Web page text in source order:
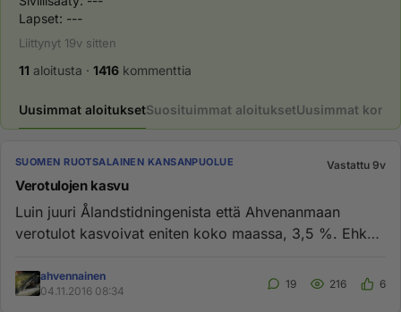
Lapset: ---
Liittynyt 19v sitten
11 aloitusta · 1416 kommenttia
Uusimmat aloituksetSuosituimmat aloituksetUusimmat
SUOMEN RUOTSALAINEN KANSANPUOLUE Vastattu 9v
Verotulojen kasvu
Luin juuri Ålandstidningenista että Ahvenanmaan
verotulot kasvoivat eniten koko maassa, 3,5 %. Ehkä
ahvennainen
04.11.2016 08:34
19 216 6